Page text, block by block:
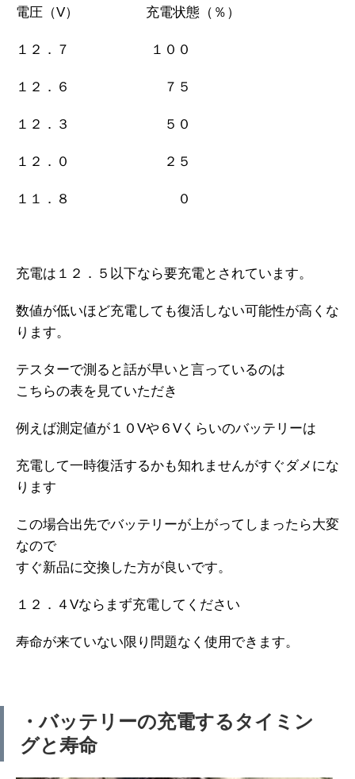
電圧（V） 充電状態（％）
１２．７ １００
１２．６ ７５
１２．３ ５０
１２．０ ２５
１１．８ ０
充電は１２．５以下なら要充電とされています。
数値が低いほど充電しても復活しない可能性が高くな
ります。
テスターで測ると話が早いと言っているのは
こちらの表を見ていただき
例えば測定値が１０Vや６Vくらいのバッテリーは
充電して一時復活するかも知れませんがすぐダメにな
ります
この場合出先でバッテリーが上がってしまったら大変
なので
すぐ新品に交換した方が良いです。
１２．４Vならまず充電してください
寿命が来ていない限り問題なく使用できます。
・バッテリーの充電するタイミン
グと寿命